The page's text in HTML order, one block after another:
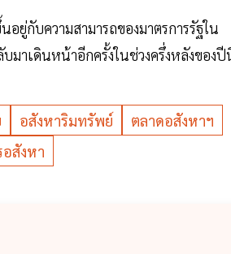
ยู่กับความสามารถของมาตรการรัฐใน
มาเดินหน้าอีกครั้งในช่วงครึ่งหลังของ
อสังหาริมทรัพย์
ตลาดอสังหาฯ
อสังหา